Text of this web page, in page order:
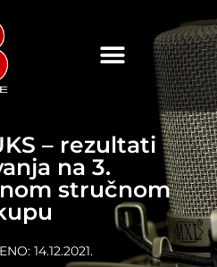
– rezultati
na 3.
stručnom
14.12.2021.